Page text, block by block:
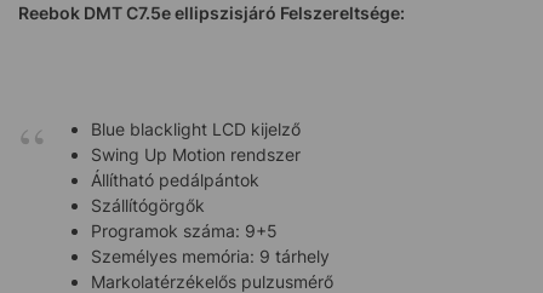
Reebok DMT C7.5eellipszisjáró Felszereltsége:
Blue blacklight LCD kijelző
Swing Up Motion rendszer
Állítható pedálpántok
Szállítógörgők
Programok száma: 9+5
Személyes memória: 9 tárhely
Markolatérzékelős pulzusmérő